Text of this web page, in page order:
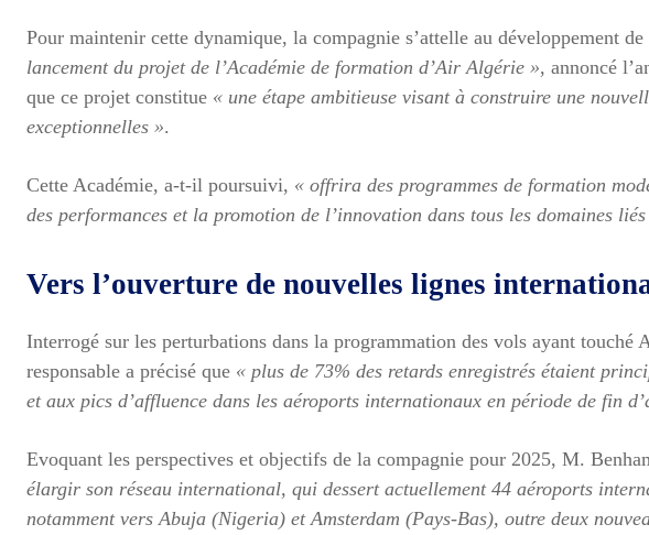
Pour maintenir cette dynamique, la compagnie s’attelle au développement de
lancement du projet de l’Académie de formation d’Air Algérie », annoncé
que ce projet constitue « une étape ambitieuse visant à construire une
exceptionnelles ».
Cette Académie, a-t-il poursuivi, « offrira des programmes de formation
des performances et la promotion de l’innovation dans tous les domaines
Vers l’ouverture de nouvelles lignes
Interrogé sur les perturbations dans la programmation des vols ayant touché
responsable a précisé que « plus de 73% des retards enregistrés étaient
et aux pics d’affluence dans les aéroports internationaux en période de fin
Evoquant les perspectives et objectifs de la compagnie pour 2025, M.
élargir son réseau international, qui dessert actuellement 44 aéroports
notamment vers Abuja (Nigeria) et Amsterdam (Pays-Bas), outre deux